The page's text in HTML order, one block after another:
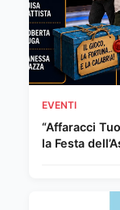
EVENTI
“Affaracci
la Festa